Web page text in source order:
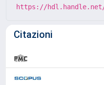
https://hdl.handle.net/
Citazioni